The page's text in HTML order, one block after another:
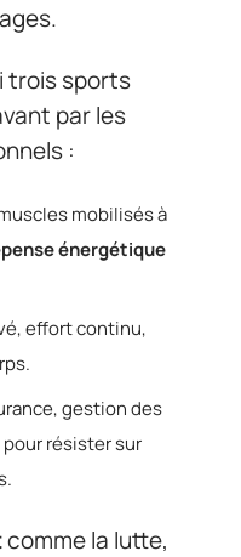
trois sports
par les
:
mobilisés à
énergétique
effort continu,
gestion des
résister sur
comme la lutte,